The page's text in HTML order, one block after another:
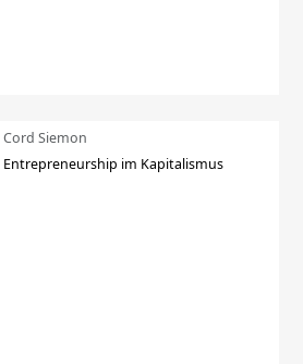
Cord Siemon
Entrepreneurship im Kapitalismus